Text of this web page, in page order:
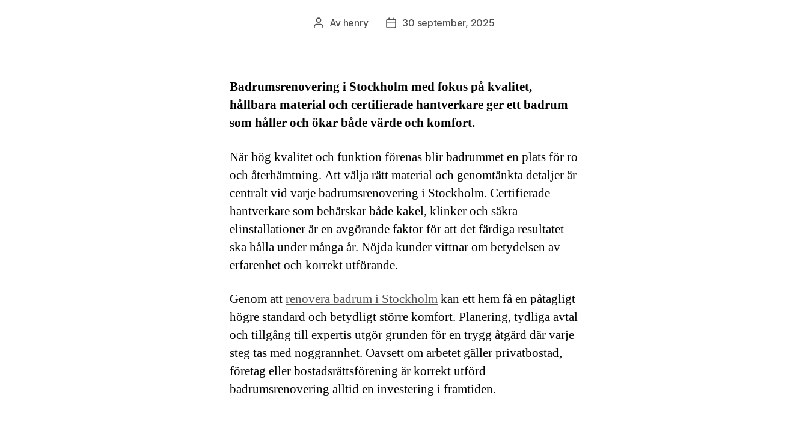
Inläggsförfattare
Av henry Inläggsdatum
30 september, 2025
Badrumsrenovering i Stockholm med fokus på kvalitet,
hållbara material och certifierade hantverkare ger ett badrum
som håller och ökar både värde och komfort.
När hög kvalitet och funktion förenas blir badrummet en plats för ro
och återhämtning. Att välja rätt material och genomtänkta detaljer är
centralt vid varje badrumsrenovering i Stockholm. Certifierade
hantverkare som behärskar både kakel, klinker och säkra
elinstallationer är en avgörande faktor för att det färdiga resultatet
ska hålla under många år. Nöjda kunder vittnar om betydelsen av
erfarenhet och korrekt utförande.
Genom attrenovera badrum i Stockholmkan ett hem få en påtagligt
högre standard och betydligt större komfort. Planering, tydliga avtal
och tillgång till expertis utgör grunden för en trygg åtgärd där varje
steg tas med noggrannhet. Oavsett om arbetet gäller privatbostad,
företag eller bostadsrättsförening är korrekt utförd
badrumsrenovering alltid en investering i framtiden.